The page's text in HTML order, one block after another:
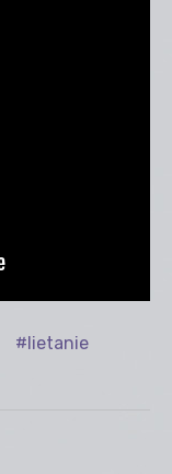
lietanie